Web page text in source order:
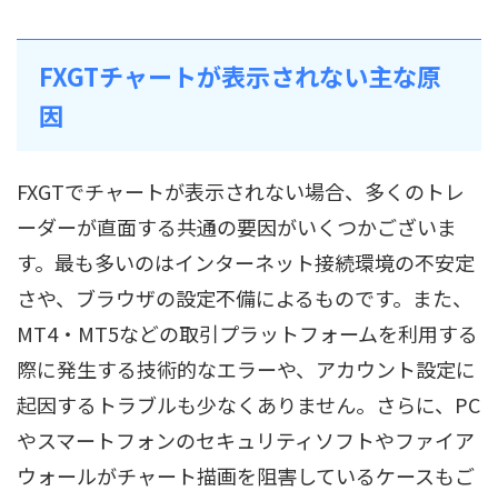
FXGTチャートが表示されない主な原
因
FXGTでチャートが表示されない場合、多くのトレ
ーダーが直面する共通の要因がいくつかございま
す。最も多いのはインターネット接続環境の不安定
さや、ブラウザの設定不備によるものです。また、
MT4・MT5などの取引プラットフォームを利用する
際に発生する技術的なエラーや、アカウント設定に
起因するトラブルも少なくありません。さらに、PC
やスマートフォンのセキュリティソフトやファイア
ウォールがチャート描画を阻害しているケースもご